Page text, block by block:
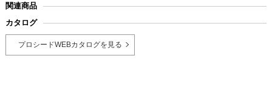
関連商品
カタログ
プロシードWEBカタログを見る